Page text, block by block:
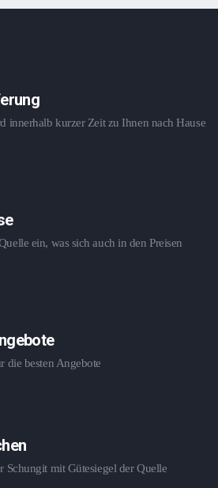
innerhalb kurzer Zeit zu Ihnen nach Hause
ein, was sich auch in den Preisen
die besten Angebote
Schungit mit Gütesiegel der Quelle